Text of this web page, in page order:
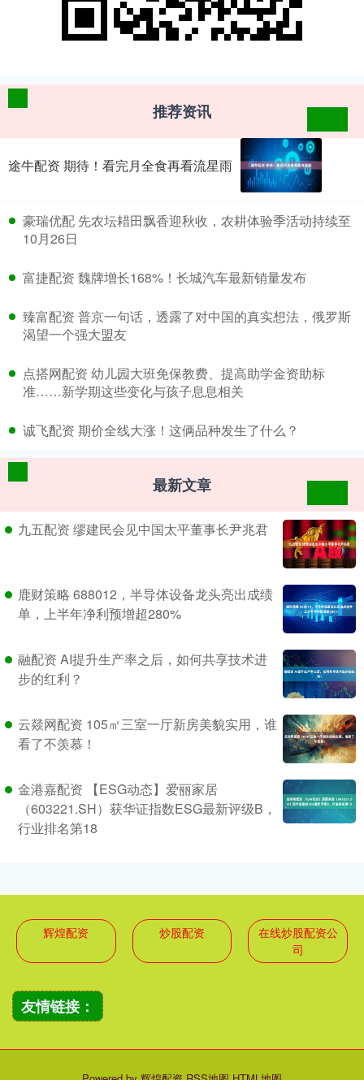
推荐资讯
途牛配资 期待！看完月全食再看流星雨
​豪瑞优配 先农坛耤田飘香迎秋收，农耕体验季活动持续至
10月26日
​富捷配资 魏牌增长168%！长城汽车最新销量发布
​臻富配资 普京一句话，透露了对中国的真实想法，俄罗斯
渴望一个强大盟友
​点搭网配资 幼儿园大班免保教费、提高助学金资助标
准……新学期这些变化与孩子息息相关
​诚飞配资 期价全线大涨！这俩品种发生了什么？
最新文章
九五配资 缪建民会见中国太平董事长尹兆君
鹿财策略 688012，半导体设备龙头亮出成绩
单，上半年净利预增超280%
融配资 AI提升生产率之后，如何共享技术进
步的红利？
云燚网配资 105㎡三室一厅新房美貌实用，谁
看了不羡慕！
金港嘉配资 【ESG动态】爱丽家居
（603221.SH）获华证指数ESG最新评级B，
行业排名第18
辉煌配资 炒股配资
在线炒股配资公
司
友情链接：